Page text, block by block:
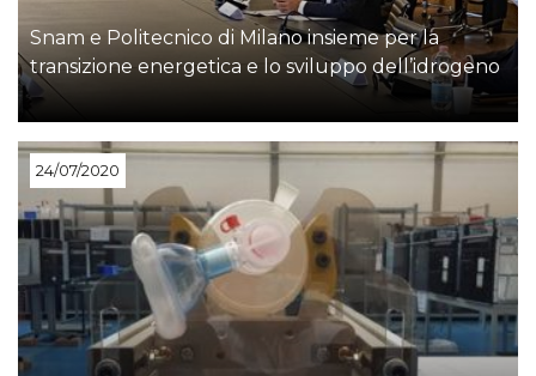
Snam e Politecnico di Milano insieme per la
transizione energetica e lo sviluppo dell’idrogeno
24/07/2020